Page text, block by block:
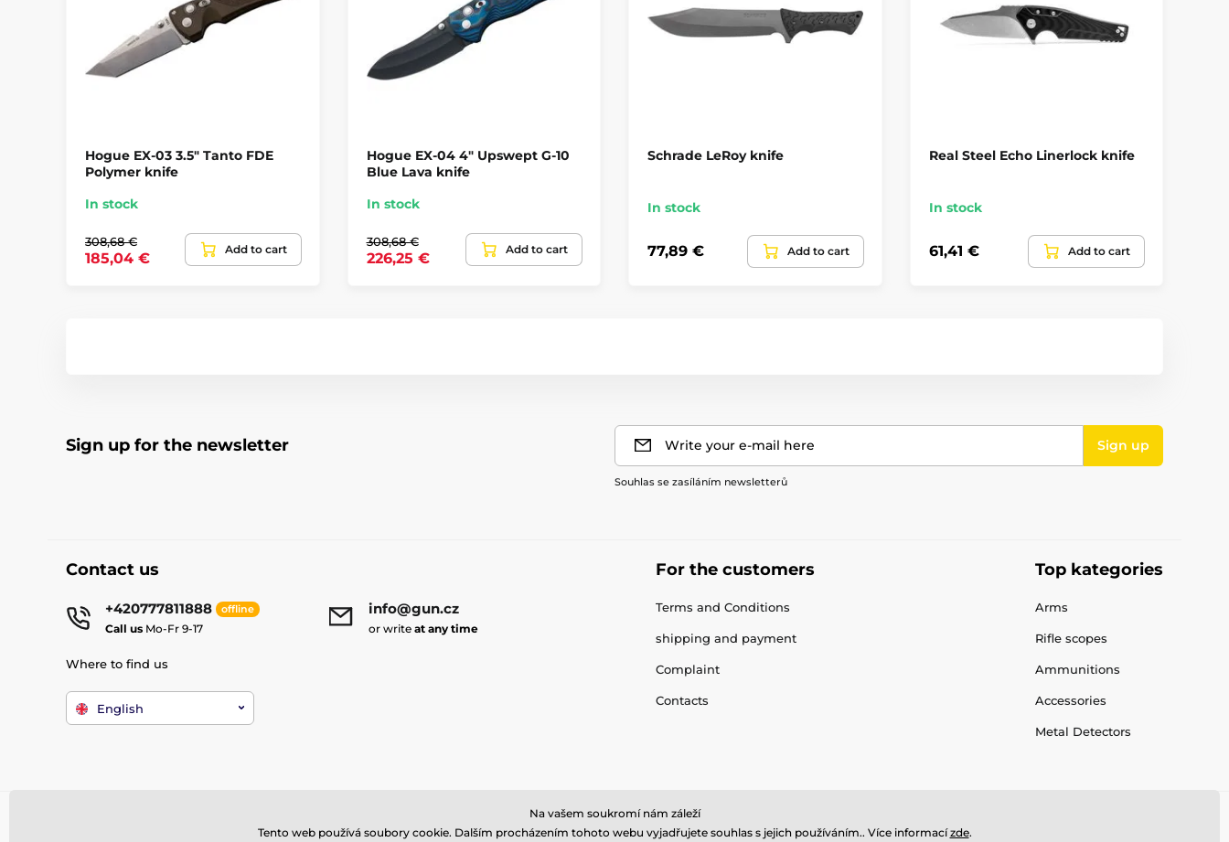
Hogue EX-03 3.5" Tanto FDE
Polymer knife
In stock
308,68 €
185,04 €
Add to cart
Hogue EX-04 4" Upswept G-10
Blue Lava knife
In stock
308,68 €
226,25 €
Add to cart
Schrade LeRoy knife
In stock
77,89 € Add to cart
Real Steel Echo Linerlock knife
In stock
61,41 € Add to cart
Sign up for the newsletter Write your e-mail here Sign up
Souhlas se zasíláním newsletterů
Contact us
+420777811888 offline
Call us Mo-Fr 9-17
info@gun.cz
or write at any time
Where to find us
English
For the customers
Terms and Conditions
shipping and payment
Complaint
Contacts
Top kategories
Arms
Rifle scopes
Ammunitions
Accessories
Metal Detectors
© 2026 gun.zone ⦁ E-shop created bySIMPLIA.cz
Na vašem soukromí nám záleží
Tento web používá soubory cookie. Dalším procházením tohoto webu vyjadřujete souhlas s jejich používáním.. Více informacízde.